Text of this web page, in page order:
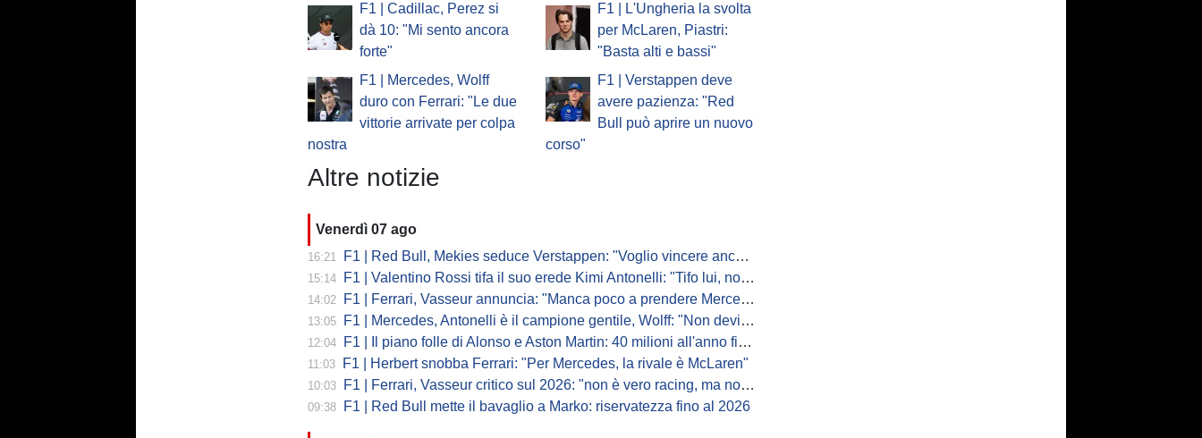
F1 | Cadillac, Perez si
dà 10: "Mi sento ancora
forte"
F1 | L'Ungheria la svolta
per McLaren, Piastri:
"Basta alti e bassi"
F1 | Mercedes, Wolff
duro con Ferrari: "Le due
vittorie arrivate per colpa
nostra
F1 | Verstappen deve
avere pazienza: "Red
Bull può aprire un nuovo
corso"
Altre notizie
Venerdì 07 ago
16:21 F1 | Red Bull, Mekies seduce Verstappen: "Voglio vincere anch'io"
15:14 F1 | Valentino Rossi tifa il suo erede Kimi Antonelli: "Tifo lui, non Ferrari"
14:02 F1 | Ferrari, Vasseur annuncia: "Manca poco a prendere Mercedes, ma non basterà l'ADUO"
13:05 F1 | Mercedes, Antonelli è il campione gentile, Wolff: "Non devi essere stronzo per vincere"
12:04 F1 | Il piano folle di Alonso e Aston Martin: 40 milioni all'anno fino ai 47 anni di Nando
11:03 F1 | Herbert snobba Ferrari: "Per Mercedes, la rivale è McLaren"
10:03 F1 | Ferrari, Vasseur critico sul 2026: "non è vero racing, ma non è artificiale"
09:38 F1 | Red Bull mette il bavaglio a Marko: riservatezza fino al 2026